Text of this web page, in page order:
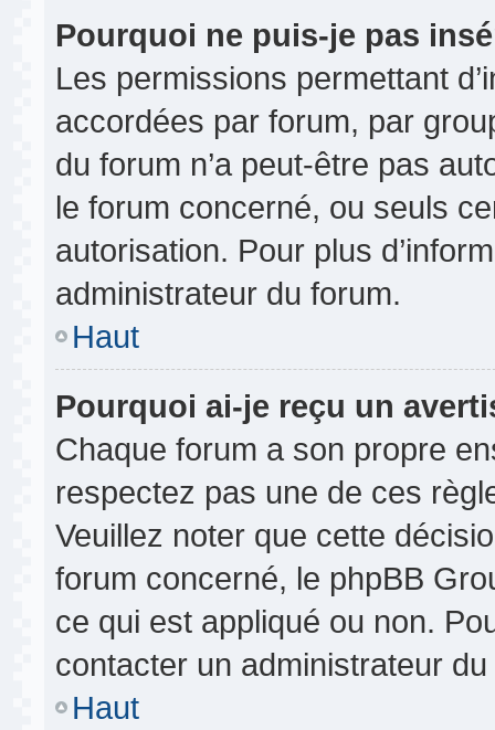
Pourquoi ne puis-je pas
Les permissions permettant
accordées par forum, par
du forum n’a peut-être pas
le forum concerné, ou seuls
autorisation. Pour plus
administrateur du forum.
Haut
Pourquoi ai-je reçu un
Chaque forum a son propre
respectez pas une de ces
Veuillez noter que cette
forum concerné, le phpBB
ce qui est appliqué ou non.
contacter un administrateur
Haut